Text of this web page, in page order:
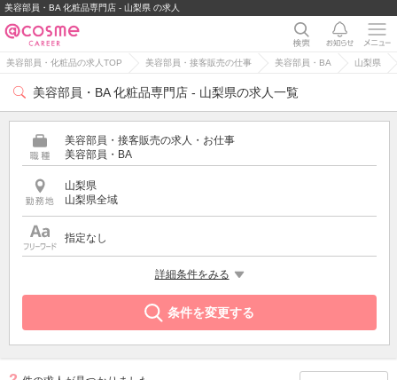
美容部員・BA 化粧品専門店 - 山梨県 の求人
美容部員・化粧品の求人TOP 美容部員・接客販売の仕事 美容部員・BA 山梨県
美容部員・BA 化粧品専門店 - 山梨県の求人一覧
美容部員・接客販売の求人・お仕事
美容部員・BA
山梨県
山梨県全域
指定なし
詳細条件をみる
条件を変更する